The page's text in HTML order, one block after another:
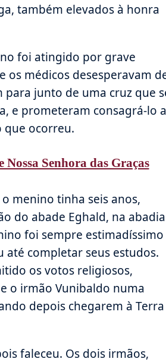
também elevados à honra
foi atingido por grave
os médicos desesperavam
para junto de uma cruz que
e prometeram consagrá-lo a
que ocorreu.
Nossa Senhora das Graças
menino tinha seis anos,
do abade Eghald, na abadia
foi sempre estimadíssimo
até completar seus estudos.
os votos religiosos,
o irmão Vunibaldo numa
depois chegarem à Terra
faleceu. Os dois irmãos,